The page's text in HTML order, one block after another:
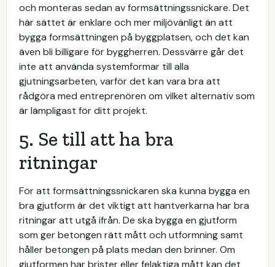
och monteras sedan av formsättningssnickare. Det
här sättet är enklare och mer miljövänligt än att
bygga formsättningen på byggplatsen, och det kan
även bli billigare för byggherren. Dessvärre går det
inte att använda systemformar till alla
gjutningsarbeten, varför det kan vara bra att
rådgöra med entreprenören om vilket alternativ som
är lämpligast för ditt projekt.
5. Se till att ha bra
ritningar
För att formsättningssnickaren ska kunna bygga en
bra gjutform är det viktigt att hantverkarna har bra
ritningar att utgå ifrån. De ska bygga en gjutform
som ger betongen rätt mått och utformning samt
håller betongen på plats medan den brinner. Om
gjutformen har brister eller felaktiga mått kan det